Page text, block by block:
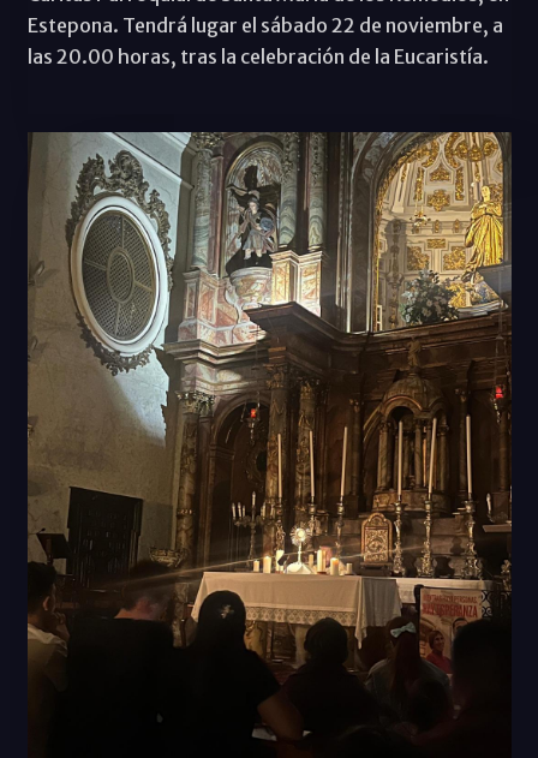
Estepona. Tendrá lugar el sábado 22 de noviembre, a
las 20.00 horas, tras la celebración de la Eucaristía.